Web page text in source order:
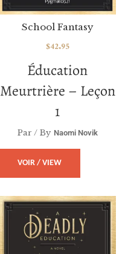
Éducation
Meurtrière – Leçon
1
School Fantasy
$42.95
Par / By Naomi Novik
VOIR / VIEW